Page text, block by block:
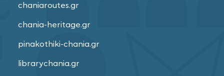
chaniaroutes.gr
chania-heritage.gr
pinakothiki-chania.gr
librarychania.gr